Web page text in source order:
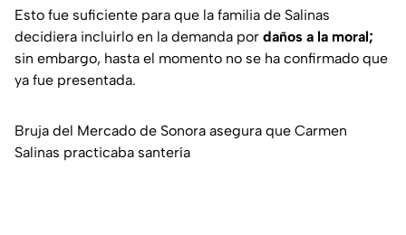
Esto fue suficiente para que la familia de Salinas
decidiera incluirlo en la demanda por daños a la moral;
sin embargo, hasta el momento no se ha confirmado que
ya fue presentada.
Bruja del Mercado de Sonora asegura que Carmen
Salinas practicaba santería